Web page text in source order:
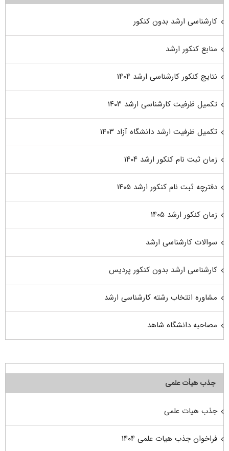
کارشناسی ارشد بدون کنکور
منابع کنکور ارشد
نتایج کنکور کارشناسی ارشد ۱۴۰۴
تکمیل ظرفیت کارشناسی ارشد ۱۴۰۳
تکمیل ظرفیت ارشد دانشگاه آزاد ۱۴۰۳
زمان ثبت نام کنکور ارشد ۱۴۰۴
دفترچه ثبت نام کنکور ارشد ۱۴۰۵
زمان کنکور ارشد ۱۴۰۵
سوالات کارشناسی ارشد
کارشناسی ارشد بدون کنکور پردیس
مشاوره انتخاب رشته کارشناسی ارشد
مصاحبه دانشگاه شاهد
جذب هیأت علمی
جذب هیات علمی
فراخوان جذب هیات علمی ۱۴۰۴